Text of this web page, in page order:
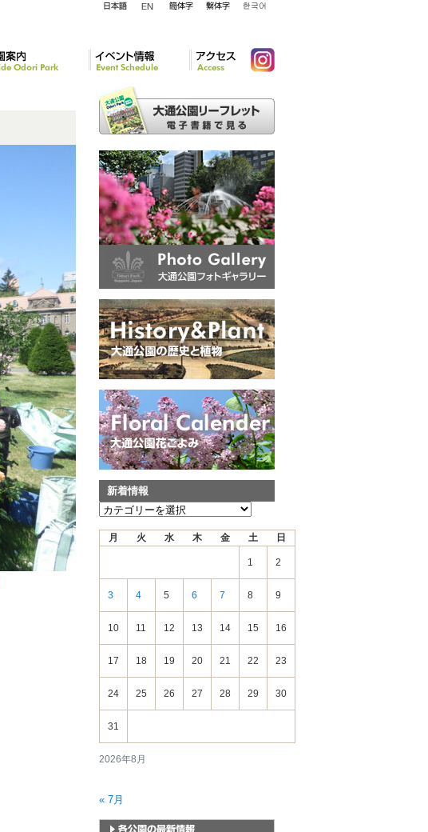
ス
新着情報
新
2026年8月
月 火 水 木 金 土 日
1 2
3 4 5 6 7 8 9
10 11 12 13 14 15 16
17 18 19 20 21 22 23
24 25 26 27 28 29 30
31
« 7月